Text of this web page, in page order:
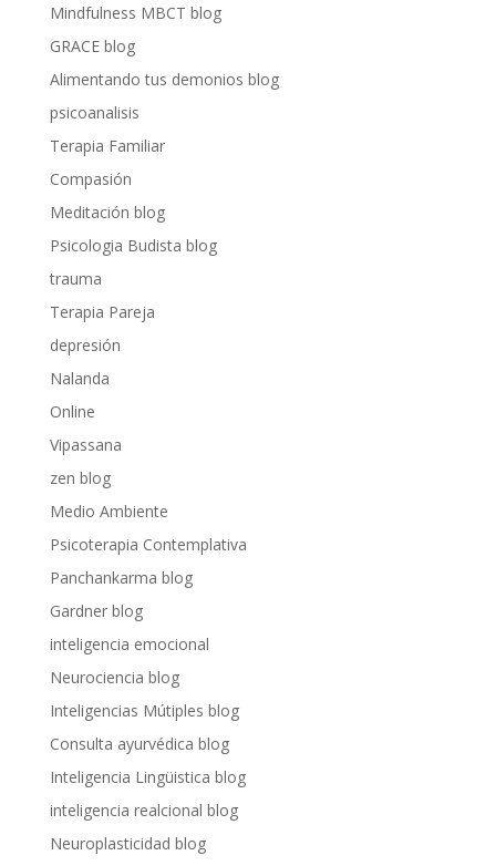
Mindfulness MBCT blog
GRACE blog
Alimentando tus demonios blog
psicoanalisis
Terapia Familiar
Compasión
Meditación blog
Psicologia Budista blog
trauma
Terapia Pareja
depresión
Nalanda
Online
Vipassana
zen blog
Medio Ambiente
Psicoterapia Contemplativa
Panchankarma blog
Gardner blog
inteligencia emocional
Neurociencia blog
Inteligencias Mútiples blog
Consulta ayurvédica blog
Inteligencia Lingüistica blog
inteligencia realcional blog
Neuroplasticidad blog